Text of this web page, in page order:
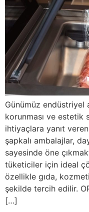
Günümüz endüstriyel
korunması ve estetik
ihtiyaçlara yanıt
şapkalı ambalajlar,
sayesinde öne
tüketiciler için ideal
özellikle gıda,
şekilde tercih edilir.
[…]